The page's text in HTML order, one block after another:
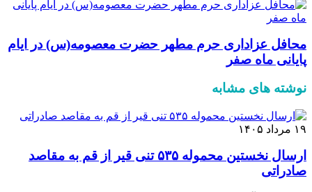
محافل عزاداری حرم مطهر حضرت معصومه(س) در ایام
پایانی ماه صفر
نوشته های مشابه
۱۹ مرداد ۱۴۰۵
ارسال نخستین محموله ۵۳۵ تنی قیر از قم به مقاصد
صادراتی